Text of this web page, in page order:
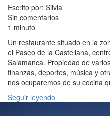
Escrito por: Silvia
Sin comentarios
1 minuto
Un restaurante situado en la
el Paseo de la Castellana,
Salamanca. Propiedad de
finanzas, deportes, música y
nos ocuparemos de su cocina
Seguir leyendo